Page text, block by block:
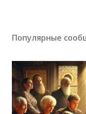
Популярные